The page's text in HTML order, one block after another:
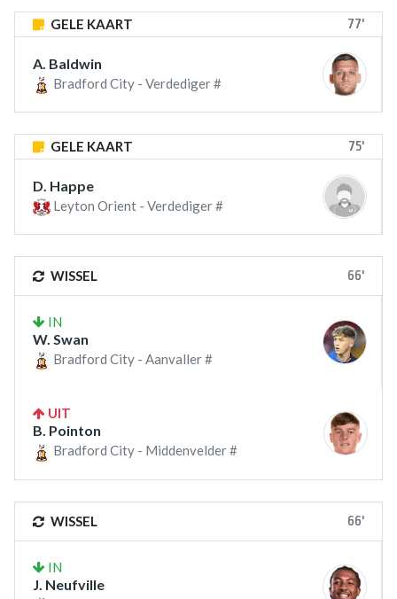
GELE KAART 77'
A. Baldwin
Bradford City - Verdediger #
GELE KAART 75'
D. Happe
Leyton Orient - Verdediger #
WISSEL 66'
IN
W. Swan
Bradford City - Aanvaller #
UIT
B. Pointon
Bradford City - Middenvelder #
WISSEL 66'
IN
J. Neufville